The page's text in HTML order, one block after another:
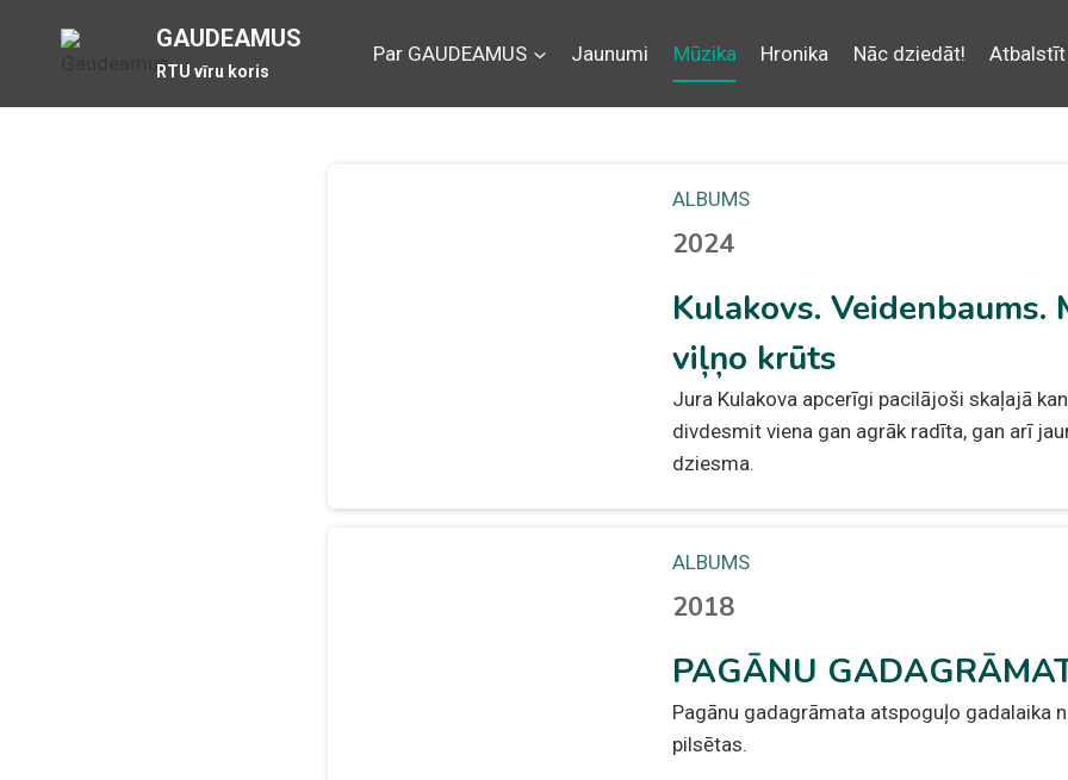
GAUDEAMUS
RTU vīru koris
Par GAUDEAMUS Jaunumi Mūzika Hronika Nāc dziedāt! Atbalstīt
ALBUMS
2024
Kulakovs. Veidenbaums.
viļņo krūts
Jura Kulakova apcerīgi pacilājoši skaļajā
divdesmit viena gan agrāk radīta, gan arī
dziesma.
ALBUMS
2018
PAGĀNU
Pagānu gadagrāmata atspoguļo gadalaika
pilsētas.